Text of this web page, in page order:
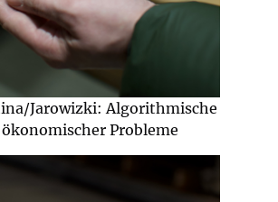
Jarowizki: Algorithmische
Probleme